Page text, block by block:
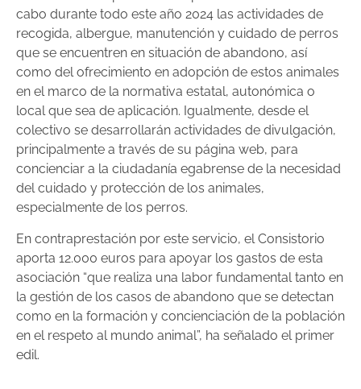
cabo durante todo este año 2024 las actividades de
recogida, albergue, manutención y cuidado de perros
que se encuentren en situación de abandono, así
como del ofrecimiento en adopción de estos animales
en el marco de la normativa estatal, autonómica o
local que sea de aplicación. Igualmente, desde el
colectivo se desarrollarán actividades de divulgación,
principalmente a través de su página web, para
concienciar a la ciudadanía egabrense de la necesidad
del cuidado y protección de los animales,
especialmente de los perros.
En contraprestación por este servicio, el Consistorio
aporta 12.000 euros para apoyar los gastos de esta
asociación “que realiza una labor fundamental tanto en
la gestión de los casos de abandono que se detectan
como en la formación y concienciación de la población
en el respeto al mundo animal”, ha señalado el primer
edil.